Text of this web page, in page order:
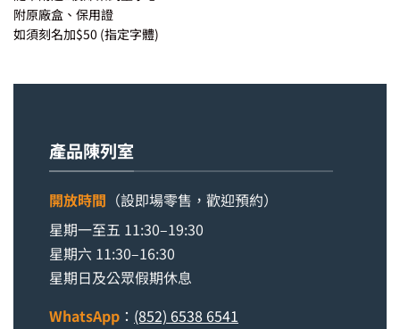
附原廠盒、保用證
如須刻名加$50 (指定字體)
產品陳列室
開放時間 （設即場零售，歡迎預約）
星期一至五 11:30–19:30
星期六 11:30–16:30
星期日及公眾假期休息
WhatsApp ： (852) 6538 6541